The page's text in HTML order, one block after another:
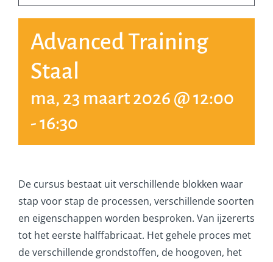
Advanced Training
Staal
ma, 23 maart 2026 @ 12:00
-16:30
De cursus bestaat uit verschillende blokken waar
stap voor stap de processen, verschillende soorten
en eigenschappen worden besproken. Van ijzererts
tot het eerste halffabricaat. Het gehele proces met
de verschillende grondstoffen, de hoogoven, het